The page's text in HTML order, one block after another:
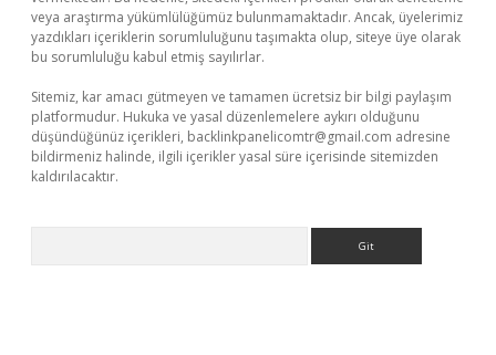
veya araştırma yükümlülüğümüz bulunmamaktadır. Ancak, üyelerimiz
yazdıkları içeriklerin sorumluluğunu taşımakta olup, siteye üye olarak
bu sorumluluğu kabul etmiş sayılırlar.
Sitemiz, kar amacı gütmeyen ve tamamen ücretsiz bir bilgi paylaşım
platformudur. Hukuka ve yasal düzenlemelere aykırı olduğunu
düşündüğünüz içerikleri, backlinkpanelicomtr@gmail.com adresine
bildirmeniz halinde, ilgili içerikler yasal süre içerisinde sitemizden
kaldırılacaktır.